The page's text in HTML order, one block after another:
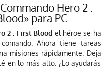
Hero 2 :
para PC
2 : First Blood el héroe se ha
Ahora tiene tareas
misiones rápidamente. Deja
en lo más alto. ¿Lo ayudarás